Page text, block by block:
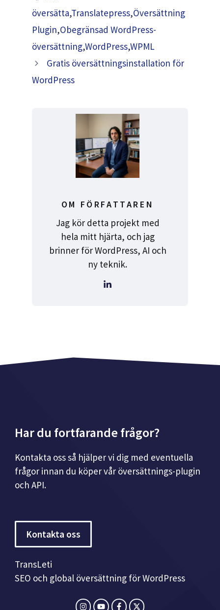
översätta,Translatepress,Översättning
Plugin,Obegränsad WordPress-
översättning,WordPress,WPML
Gratis översättningsinstallation för
WordPress
OM FÖRFATTAREN
Jag kör detta projekt med
hela mitt hjärta, och jag
brinner för WordPress, AI och
ny teknik.
Har du fortfarande frågor?
Kontakta oss så hjälper vi dig med eventuella
frågor innan du köper vår översättnings-plugin
och API.
Kontakta oss
TransLeti
SEO och global översättning för WordPress